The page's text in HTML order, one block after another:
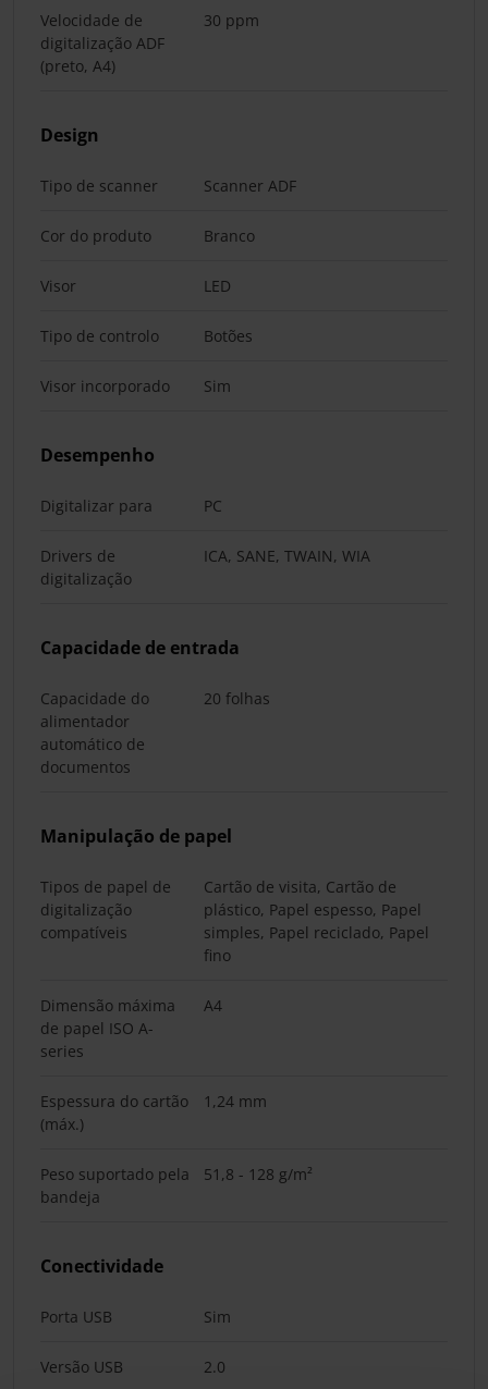
Velocidade de
digitalização ADF
(preto, A4)
30 ppm
Design
Tipo de scanner Scanner ADF
Cor do produto Branco
Visor LED
Tipo de controlo Botões
Visor incorporado Sim
Desempenho
Digitalizar para PC
Drivers de
digitalização
ICA, SANE, TWAIN, WIA
Capacidade de entrada
Capacidade do
alimentador
automático de
documentos
20 folhas
Manipulação de papel
Tipos de papel de
digitalização
compatíveis
Cartão de visita, Cartão de
plástico, Papel espesso, Papel
simples, Papel reciclado, Papel
fino
Dimensão máxima
de papel ISO A-
series
A4
Espessura do cartão
(máx.)
1,24 mm
Peso suportado pela
bandeja
51,8 - 128 g/m²
Conectividade
Porta USB Sim
Versão USB 2.0